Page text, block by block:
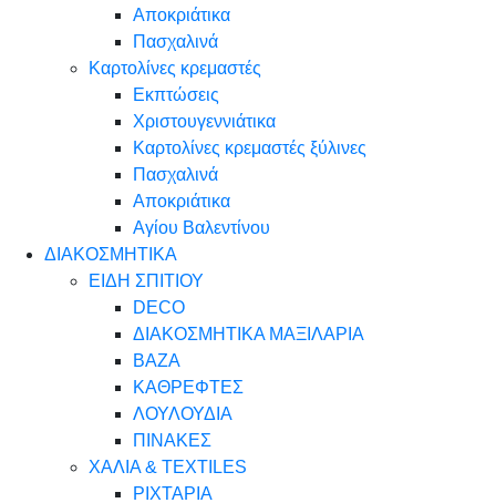
Αποκριάτικα
Πασχαλινά
Καρτολίνες κρεμαστές
Εκπτώσεις
Χριστουγεννιάτικα
Καρτολίνες κρεμαστές ξύλινες
Πασχαλινά
Αποκριάτικα
Αγίου Βαλεντίνου
ΔΙΑΚΟΣΜΗΤΙΚΑ
ΕΙΔΗ ΣΠΙΤΙΟΥ
DECO
ΔΙΑΚΟΣΜΗΤΙΚΑ ΜΑΞΙΛΑΡΙΑ
ΒΑΖΑ
ΚΑΘΡΕΦΤΕΣ
ΛΟΥΛΟΥΔΙΑ
ΠΙΝΑΚΕΣ
ΧΑΛΙΑ & TEXTILES
ΡΙΧΤΑΡΙΑ